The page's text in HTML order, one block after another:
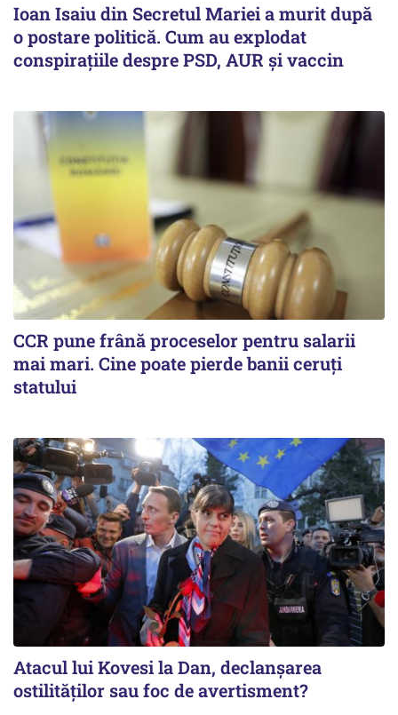
Ioan Isaiu din Secretul Mariei a murit după
o postare politică. Cum au explodat
conspirațiile despre PSD, AUR și vaccin
CCR pune frână proceselor pentru salarii
mai mari. Cine poate pierde banii ceruți
statului
Atacul lui Kovesi la Dan, declanșarea
ostilităților sau foc de avertisment?